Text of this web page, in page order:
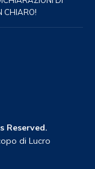
CHIARO!
Reserved.
di Lucro